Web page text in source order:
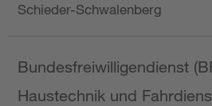
Schieder-Schwalenberg
Bundesfreiwilligendienst
Haustechnik und